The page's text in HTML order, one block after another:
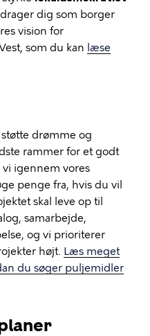
dig som borger
vision for
som du kan læse
drømme og
rammer for et godt
vi igennem vores
penge fra, hvis du vil
skal leve op til
samarbejde,
og vi prioriterer
højt. Læs meget
du søger puljemidler